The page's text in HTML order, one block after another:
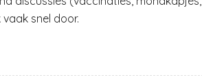
snel door.